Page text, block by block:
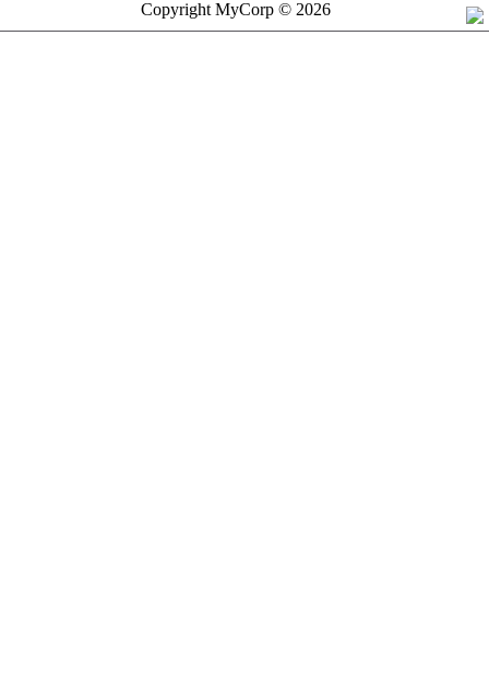
Copyright MyCorp © 2026